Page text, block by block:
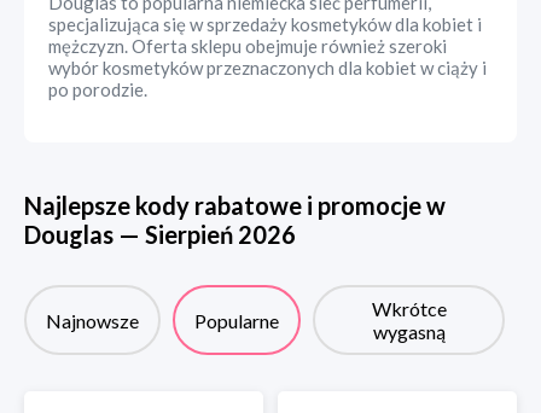
specjalizująca się w sprzedaży kosmetyków dla kobiet i
mężczyzn. Oferta sklepu obejmuje również szeroki
wybór kosmetyków przeznaczonych dla kobiet w ciąży i
po porodzie.
Najlepsze kody rabatowe i promocje w
Douglas — Sierpień 2026
Najnowsze Popularne
Wkrótce
wygasną